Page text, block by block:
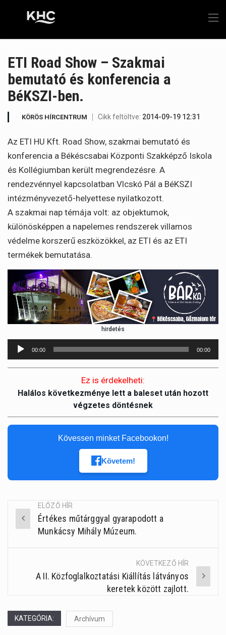
ETI Road Show – Szakmai
bemutató és konferencia a
BéKSZI-ben.
KÖRÖS HÍRCENTRUM Cikk feltöltve: 2014-09-19 12:31
Az ETI HU Kft. Road Show, szakmai bemutató és
konferencia a Békéscsabai Központi Szakképző Iskola
és Kollégiumban került megrendezésre. A
rendezvénnyel kapcsolatban Vlcskó Pál a BéKSZI
intézményvezető-helyettese nyilatkozott.
A szakmai nap témája volt: az objektumok,
különösképpen a napelemes rendszerek villamos
védelme korszerű eszközökkel, az ETI és az ETI
termékek bemutatása.
hirdetés
Audió
00:00 00:00
Ez is érdekelheti:
Halálos következménye lett a baleset után hozott
végzetes döntésnek
Kövessen minket Facebookon!
Követem!
Post
navigation
ELŐZŐ HÍR
Értékes műtárggyal gyarapodott a
Munkácsy Mihály Múzeum.
KÖVETKEZŐ HÍR
A II. Közfoglalkoztatási Kiállítás látványos
keretek között zajlott.
KATEGÓRIA: Archívum